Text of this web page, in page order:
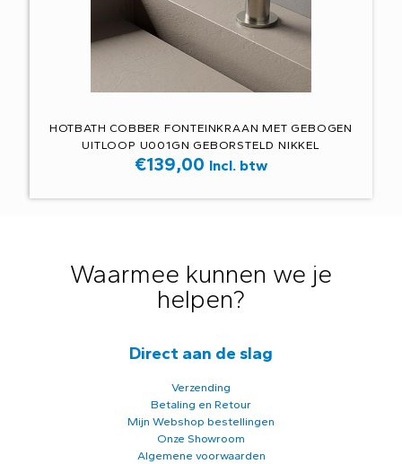
HOTBATH COBBER FONTEINKRAAN MET GEBOGEN
UITLOOP U001GN GEBORSTELD NIKKEL
€139,00 Incl. btw
Waarmee kunnen we je
helpen?
Direct aan de slag
Verzending
Betaling en Retour
Mijn Webshop bestellingen
Onze Showroom
Algemene voorwaarden